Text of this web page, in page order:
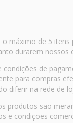
o máximo de 5
durarem nossos
condições de
para compras
diferir na rede de
produtos são
e condições